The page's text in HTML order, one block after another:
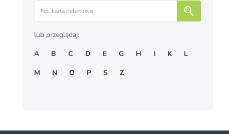
lub przeglądaj:
A
B C D E G H I K
L
M
N O P S Z